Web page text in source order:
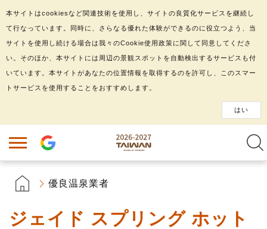
優良温泉業者
ジェイド スプリング ホット
本サイトはcookiesなど関連技術を使用し、サイトの良質化サービスを継続し
て行なっています。同時に、さらなる優れた体験ができるのに役立つよう、当
サイトを使用し続ける場合は我々のCookie使用政策に関して同意してくださ
い。そのほか、本サイトには周辺の景観スポットを自動検出するサービスも付
いています。本サイトがあなたの位置情報を取得するのを許可し、このスマー
トサービスを使用することをおすすめします。
はい